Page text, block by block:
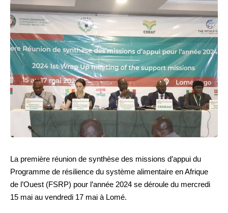
La première réunion de synthèse des missions d’appui du
Programme de résilience du système alimentaire en Afrique
de l’Ouest (FSRP) pour l’année 2024 se déroule du mercredi
15 mai au vendredi 17 mai à Lomé.